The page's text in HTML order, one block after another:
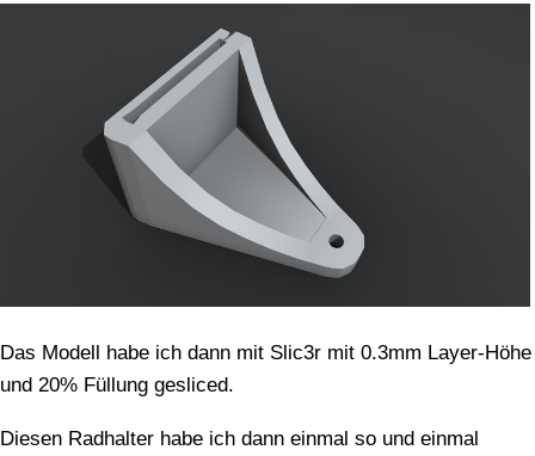
Das Modell habe ich dann mit Slic3r mit 0.3mm Layer-Höhe
und 20% Füllung gesliced.
Diesen Radhalter habe ich dann einmal so und einmal